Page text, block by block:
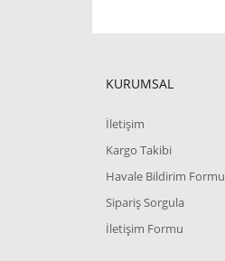
KURUMSAL
İletişim
Kargo Takibi
Havale Bildirim Formu
Sipariş Sorgula
İletişim Formu